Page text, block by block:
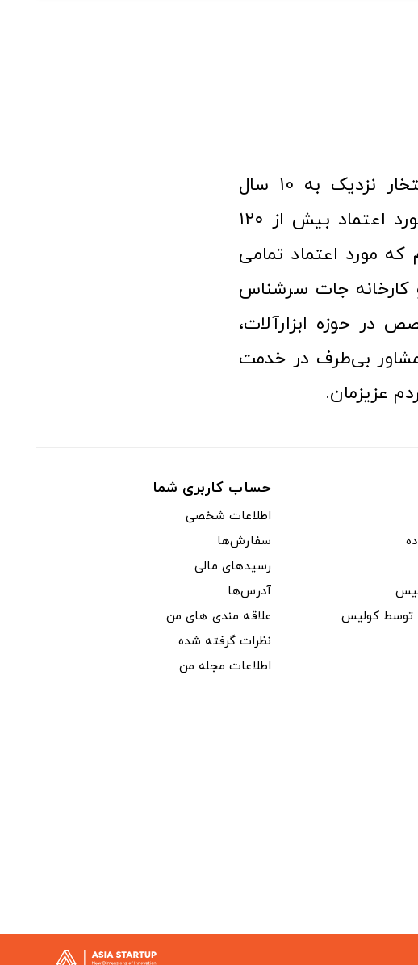
فروشگاه آنلاین ابزار و تجهیزات صنعتی کولیس با افتخار نزدیک به ۱۰ سال
فعالیت در عرصه ابزارآلات و کالاهای صنعتی توانسته مورد اعتماد بیش از ۱۲۰
که مورد اعتماد تمامی
کارخانه جات سرشناس
در حوزه ابزارآلات،
بی‌طرف در خدمت
عزیزمان.
کولیس
حساب کاربری شما
اطلاعات شخصی
سفارش‌ها
رسیدهای مالی
آدرس‌ها
علاقه مندی های من
نظرات گرفته شده
اطلاعات مجله من